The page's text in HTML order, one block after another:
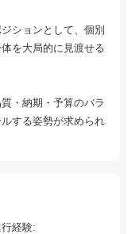
ションとして、個別
を大局的に見渡せる
・納期・予算のバラ
する姿勢が求められ
経験: